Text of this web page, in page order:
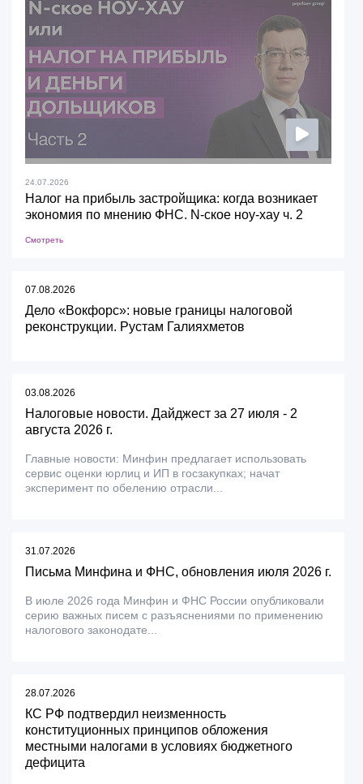
24.07.2026
Налог на прибыль застройщика: когда возникает
экономия по мнению ФНС. N-ское ноу-хау ч. 2
Смотреть
07.08.2026
Дело «Вокфорс»: новые границы налоговой
реконструкции. Рустам Галияхметов
03.08.2026
Налоговые новости. Дайджест за 27 июля - 2
августа 2026 г.
Главные новости: Минфин предлагает использовать
сервис оценки юрлиц и ИП в госзакупках; начат
эксперимент по обелению отрасли...
31.07.2026
Письма Минфина и ФНС, обновления июля 2026 г.
В июле 2026 года Минфин и ФНС России опубликовали
серию важных писем с разъяснениями по применению
налогового законодате...
28.07.2026
КС РФ подтвердил неизменность
конституционных принципов обложения
местными налогами в условиях бюджетного
дефицита